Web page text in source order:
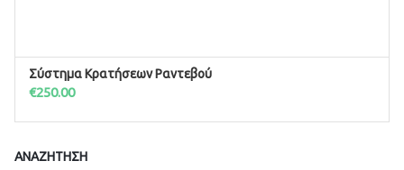
ΠΡΟΣΘΉΚΗ ΣΤΟ ΚΑΛΆΘΙ
Σύστημα Κρατήσεων Ραντεβού
€250.00
ΑΝΑΖΉΤΗΣΗ